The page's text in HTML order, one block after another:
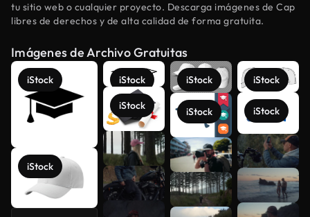
tu sitio web o cualquier proyecto. Descarga imágenes de Cap
libres de derechos y de alta calidad de forma gratuita.
Imágenes de Archivo Gratuitas
iStock
iStock
iStock
iStock
iStock
iStock
iStock
iStock
Ver más